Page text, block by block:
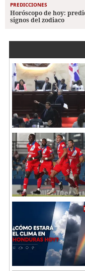
PREDICCIONES
Horóscopo de hoy:
signos del zodiaco